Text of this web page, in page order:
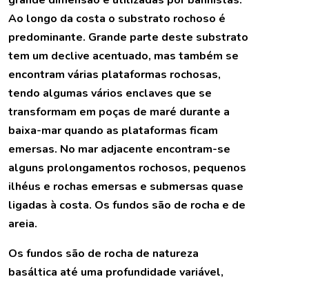
Ao longo da costa o substrato rochoso é
predominante. Grande parte deste substrato
tem um declive acentuado, mas também se
encontram várias plataformas rochosas,
tendo algumas vários enclaves que se
transformam em poças de maré durante a
baixa-mar quando as plataformas ficam
emersas. No mar adjacente encontram-se
alguns prolongamentos rochosos, pequenos
ilhéus e rochas emersas e submersas quase
ligadas à costa. Os fundos são de rocha e de
areia.
Os fundos são de rocha de natureza
basáltica até uma profundidade variável,